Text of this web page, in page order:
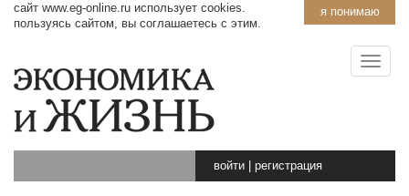
я понимаю
сайт www.eg-online.ru использует cookies.
пользуясь сайтом, вы соглашаетесь с этим.
войти регистрация